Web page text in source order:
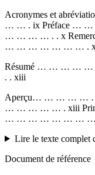
Acronymes et
… … . ix Préface
… … … … . . x
… … … … … … … .
Résumé … … …
. . xiii
Aperçu… … … …
… … … … … . xiii
… … … … … … … …
Lire le texte complet
Document de référence